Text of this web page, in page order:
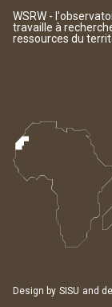
WSRW -
travaille à
ressources du
Design by SISU and